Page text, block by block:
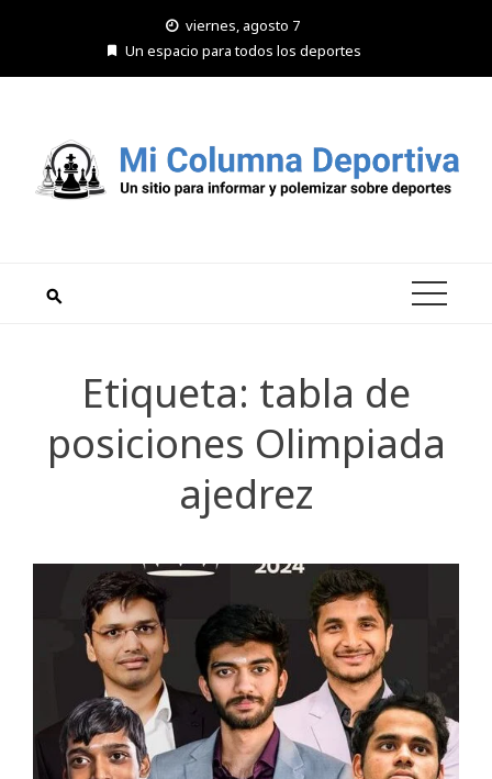
viernes, agosto 7
Un espacio para todos los deportes
Etiqueta: tabla de
posiciones Olimpiada
ajedrez